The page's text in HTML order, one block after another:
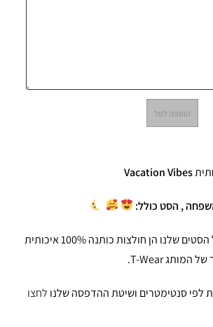
הוספה לסל
Vacation Vibes
, הסט כולל:
כל החולצות של הסטים שלנו הן חולצות כותנה 100% איכותית
לפי סנטימטרים ושיטת ההדפסה שלנו לחצו